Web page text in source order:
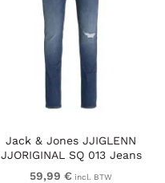
Jack & Jones JJIGLENN
JJORIGINAL SQ 013 Jeans
Blue Denim
59,99 € incl. BTW